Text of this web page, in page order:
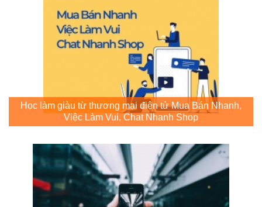
Học làm giàu từ thương mại điện tử Mua Bán Nhanh,
Việc Làm Vui, Chat Nhanh Shop